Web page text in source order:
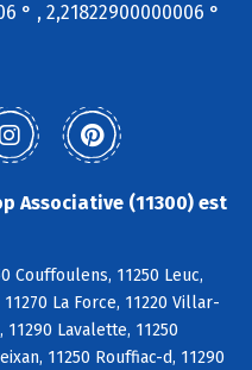
° , 2,21822900000006 °
Associative (11300) est
Couffoulens, 11250 Leuc,
La Force, 11220 Villar-
11290 Lavalette, 11250
11250 Rouffiac-d, 11290